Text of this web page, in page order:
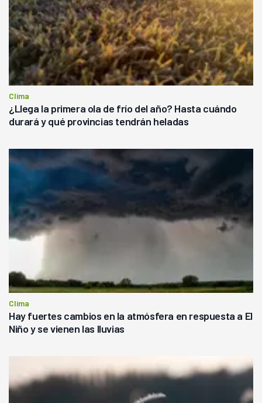
Clima
¿Llega la primera ola de frío del año? Hasta cuándo
durará y qué provincias tendrán heladas
Clima
Hay fuertes cambios en la atmósfera en respuesta a El
Niño y se vienen las lluvias